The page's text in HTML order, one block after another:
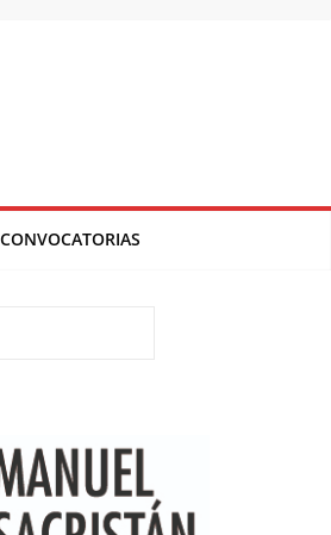
CONVOCATORIAS